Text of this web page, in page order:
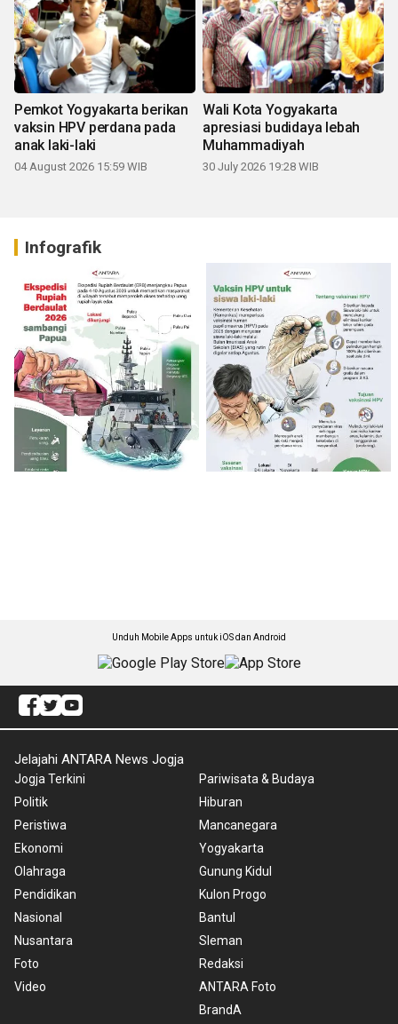
Pemkot Yogyakarta berikan
vaksin HPV perdana pada
anak laki-laki
04 August 2026 15:59 WIB
Wali Kota Yogyakarta
apresiasi budidaya lebah
Muhammadiyah
30 July 2026 19:28 WIB
Infografik
Unduh Mobile Apps untuk iOS dan Android
Jelajahi ANTARA News Jogja
Jogja Terkini
Politik
Peristiwa
Ekonomi
Olahraga
Pendidikan
Nasional
Nusantara
Foto
Video
Pariwisata & Budaya
Hiburan
Mancanegara
Yogyakarta
Gunung Kidul
Kulon Progo
Bantul
Sleman
Redaksi
ANTARA Foto
BrandA